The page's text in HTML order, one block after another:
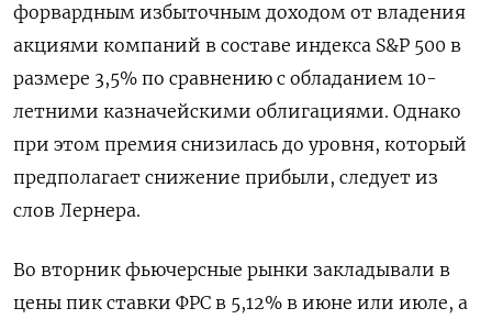
форвардным избыточным доходом от владения
акциями компаний в составе индекса S&P 500 в
размере 3,5% по сравнению с обладанием 10-
летними казначейскими облигациями. Однако
при этом премия снизилась до уровня, который
предполагает снижение прибыли, следует из
слов Лернера.
Во вторник фьючерсные рынки закладывали в
цены пик ставки ФРС в 5,12% в июне или июле, а